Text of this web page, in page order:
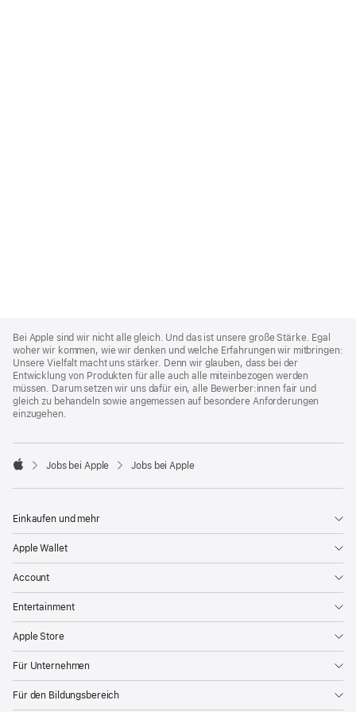
Footer
Bei Apple sind wir nicht alle gleich. Und das ist unsere große Stärke. Egal
woher wir kommen, wie wir denken und welche Erfahrungen wir mitbringen:
Unsere Vielfalt macht uns stärker. Denn wir glauben, dass bei der
Entwicklung von Produkten für alle auch alle miteinbezogen werden
müssen. Darum setzen wir uns dafür ein, alle Bewerber:innen fair und
gleich zu behandeln sowie angemessen auf besondere Anforderungen
einzugehen.

Jobs bei Apple Jobs bei Apple
Einkaufen und mehr
Apple Wallet
Account
Entertainment
Apple Store
Für Unternehmen
Für den Bildungsbereich